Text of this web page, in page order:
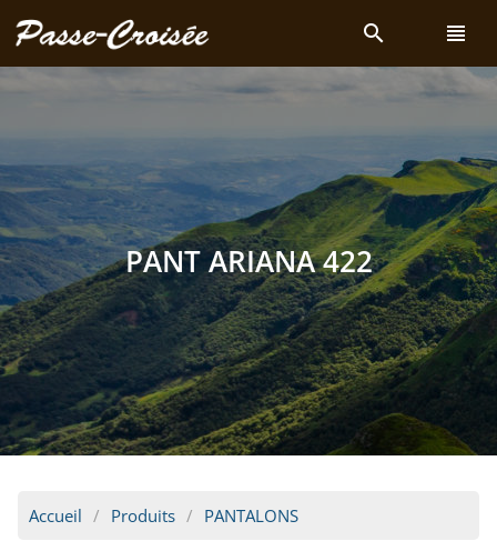
search view_headline
PANT ARIANA 422
Accueil Produits PANTALONS